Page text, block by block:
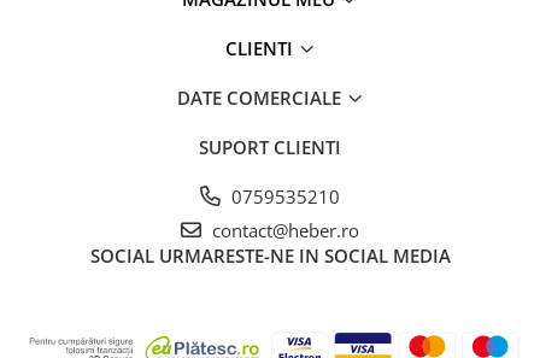
CLIENTI
DATE COMERCIALE
SUPORT CLIENTI
0759535210
contact@heber.ro
SOCIAL URMARESTE-NE IN SOCIAL MEDIA